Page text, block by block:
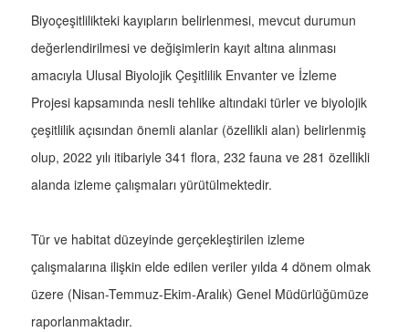
Biyoçeşitlilikteki kayıpların belirlenmesi, mevcut durumun
değerlendirilmesi ve değişimlerin kayıt altına alınması
amacıyla Ulusal Biyolojik Çeşitlilik Envanter ve İzleme
Projesi kapsamında nesli tehlike altındaki türler ve biyolojik
çeşitlilik açısından önemli alanlar (özellikli alan) belirlenmiş
olup, 2022 yılı itibariyle 341 flora, 232 fauna ve 281 özellikli
alanda izleme çalışmaları yürütülmektedir.
Tür ve habitat düzeyinde gerçekleştirilen izleme
çalışmalarına ilişkin elde edilen veriler yılda 4 dönem olmak
üzere (Nisan-Temmuz-Ekim-Aralık) Genel Müdürlüğümüze
raporlanmaktadır.